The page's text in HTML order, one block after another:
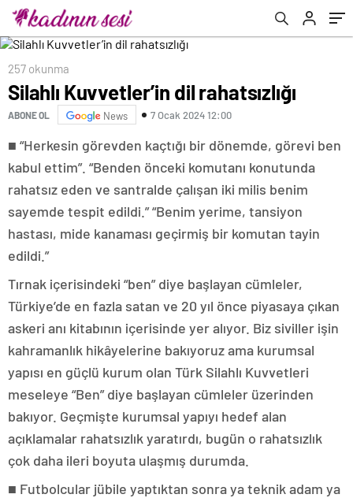
257 okunma
Silahlı Kuvvetler’in dil rahatsızlığı
ABONE OL News 7 Ocak 2024 12:00
■ “Herkesin görevden kaçtığı bir dönemde, görevi ben
kabul ettim”. “Benden önceki komutanı konutunda
rahatsız eden ve santralde çalışan iki milis benim
sayemde tespit edildi.” “Benim yerime, tansiyon
hastası, mide kanaması geçirmiş bir komutan tayin
edildi.”
Tırnak içerisindeki “ben” diye başlayan cümleler,
Türkiye’de en fazla satan ve 20 yıl önce piyasaya çıkan
askeri anı kitabının içerisinde yer alıyor. Biz siviller işin
kahramanlık hikâyelerine bakıyoruz ama kurumsal
yapısı en güçlü kurum olan Türk Silahlı Kuvvetleri
meseleye “Ben” diye başlayan cümleler üzerinden
bakıyor. Geçmişte kurumsal yapıyı hedef alan
açıklamalar rahatsızlık yaratırdı, bugün o rahatsızlık
çok daha ileri boyuta ulaşmış durumda.
■ Futbolcular jübile yaptıktan sonra ya teknik adam ya